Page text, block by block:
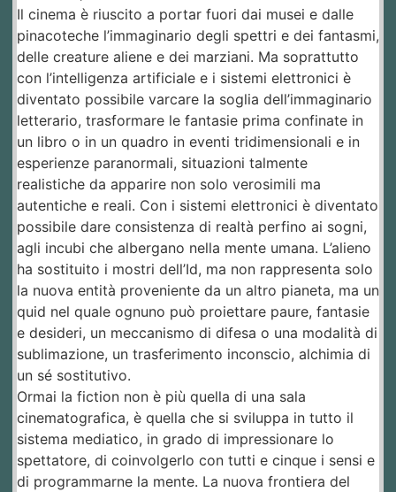
Il cinema è riuscito a portar fuori dai musei e dalle
pinacoteche l’immaginario degli spettri e dei fantasmi,
delle creature aliene e dei marziani. Ma soprattutto
con l’intelligenza artificiale e i sistemi elettronici è
diventato possibile varcare la soglia dell’immaginario
letterario, trasformare le fantasie prima confinate in
un libro o in un quadro in eventi tridimensionali e in
esperienze paranormali, situazioni talmente
realistiche da apparire non solo verosimili ma
autentiche e reali. Con i sistemi elettronici è diventato
possibile dare consistenza di realtà perfino ai sogni,
agli incubi che albergano nella mente umana. L’alieno
ha sostituito i mostri dell’Id, ma non rappresenta solo
la nuova entità proveniente da un altro pianeta, ma un
quid nel quale ognuno può proiettare paure, fantasie
e desideri, un meccanismo di difesa o una modalità di
sublimazione, un trasferimento inconscio, alchimia di
un sé sostitutivo.
Ormai la fiction non è più quella di una sala
cinematografica, è quella che si sviluppa in tutto il
sistema mediatico, in grado di impressionare lo
spettatore, di coinvolgerlo con tutti e cinque i sensi e
di programmarne la mente. La nuova frontiera del